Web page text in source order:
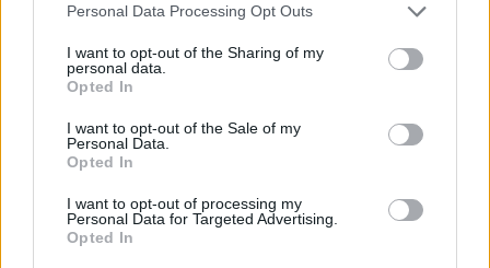
Personal Data Processing Opt Outs
I want to opt-out of the Sharing of my
personal data.
Opted In
I want to opt-out of the Sale of my
Personal Data.
Opted In
I want to opt-out of processing my
Personal Data for Targeted Advertising.
Opted In
Magitta7070
Licht an
Huhu Konni
8 Juli 2026
Tammoo,Sweet_Bubbleundlissy_kindgefällt dies.